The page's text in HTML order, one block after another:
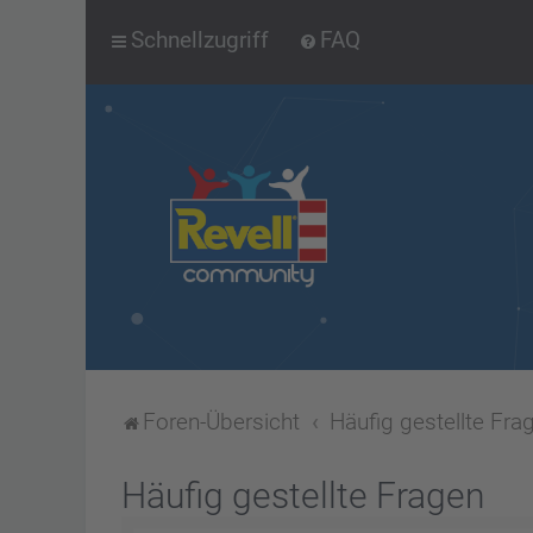
Schnellzugriff FAQ
Foren-Übersicht Häufig gestellte
Häufig gestellte Fragen